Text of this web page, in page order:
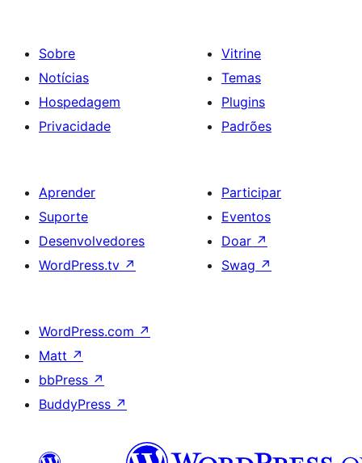
Sobre
Notícias
Hospedagem
Privacidade
Vitrine
Temas
Plugins
Padrões
Aprender
Suporte
Desenvolvedores
WordPress.tv ↗
Participar
Eventos
Doar ↗
Swag ↗
WordPress.com ↗
Matt ↗
bbPress ↗
BuddyPress ↗